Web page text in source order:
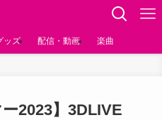
ッズ 配信・動画 楽曲
2023】3DLIVE